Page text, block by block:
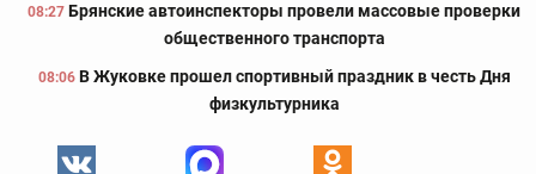
08:27 Брянские автоинспекторы провели массовые проверки
общественного транспорта
08:06 В Жуковке прошел спортивный праздник в честь Дня
физкультурника